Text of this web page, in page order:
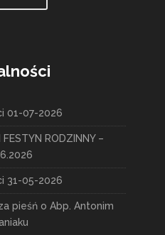
01-07-2026
RODZINNY –
31-05-2026
pieśń o Abp. Antonim